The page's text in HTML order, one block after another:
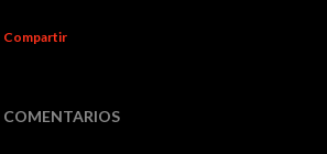
Compartir
COMENTARIOS